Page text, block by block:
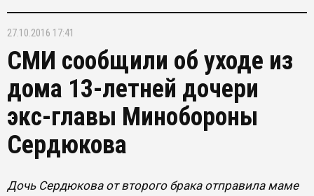
27.10.2016 17:41
СМИ сообщили об уходе из
дома 13-летней дочери
экс-главы Минобороны
Сердюкова
Дочь Сердюкова от второго брака отправила маме